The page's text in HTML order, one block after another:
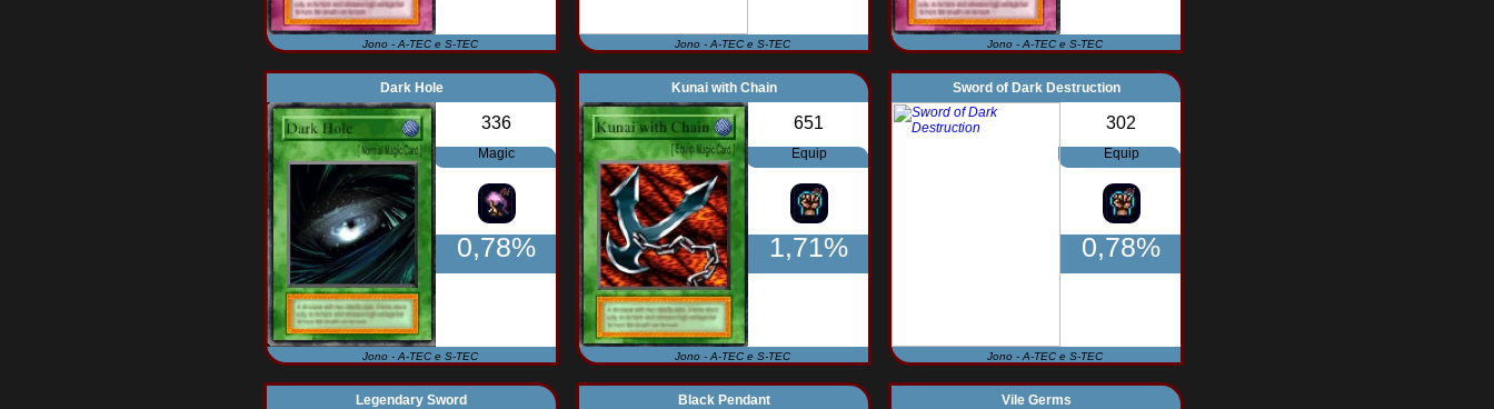
Jono - A-TEC e S-TEC Jono - A-TEC e S-TEC Jono - A-TEC e S-TEC
Dark Hole
336
Magic
0,78%
Jono - A-TEC e S-TEC
Kunai with Chain
651
Equip
1,71%
Jono - A-TEC e S-TEC
Sword of Dark Destruction
302
Equip
0,78%
Jono - A-TEC e S-TEC
Legendary Sword Black Pendant Vile Germs